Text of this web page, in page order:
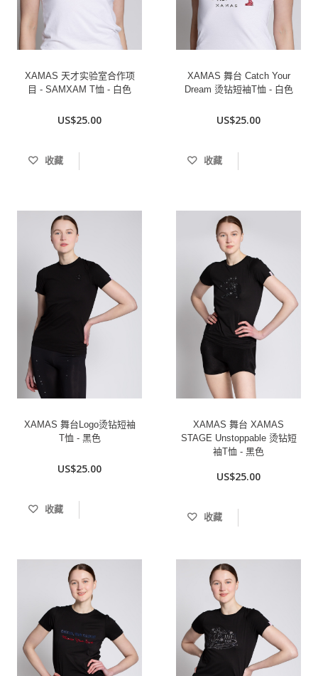
XAMAS 天才实验室合作项
目 - SAMXAM T恤 - 白色
US$25.00
收藏
XAMAS 舞台 Catch Your
Dream 烫钻短袖T恤 - 白色
US$25.00
收藏
XAMAS 舞台Logo烫钻短袖
T恤 - 黑色
US$25.00
收藏
XAMAS 舞台 XAMAS
STAGE Unstoppable 烫钻短
袖T恤 - 黑色
US$25.00
收藏